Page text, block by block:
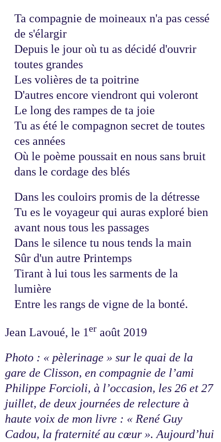
Ta compagnie de moineaux n'a pas cessé
de s'élargir
Depuis le jour où tu as décidé d'ouvrir
toutes grandes
Les volières de ta poitrine
D'autres encore viendront qui voleront
Le long des rampes de ta joie
Tu as été le compagnon secret de toutes
ces années
Où le poème poussait en nous sans bruit
dans le cordage des blés
Dans les couloirs promis de la détresse
Tu es le voyageur qui auras exploré bien
avant nous tous les passages
Dans le silence tu nous tends la main
Sûr d'un autre Printemps
Tirant à lui tous les sarments de la
lumière
Entre les rangs de vigne de la bonté.
Jean Lavoué, le 1er août 2019
Photo : « pèlerinage » sur le quai de la
gare de Clisson, en compagnie de l’ami
Philippe Forcioli, à l’occasion, les 26 et 27
juillet, de deux journées de relecture à
haute voix de mon livre : « René Guy
Cadou, la fraternité au cœur ». Aujourd’hui